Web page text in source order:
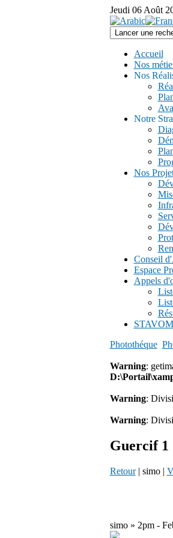
Jeudi 06 Août
Accueil
Nos
Nos
Notre
Nos
Conseil
Espace
Appels
STAVOM
Photothéque
Warning:
Warning:
Warning:
Guercif 1
Retour| simo |
simo » 2pm -